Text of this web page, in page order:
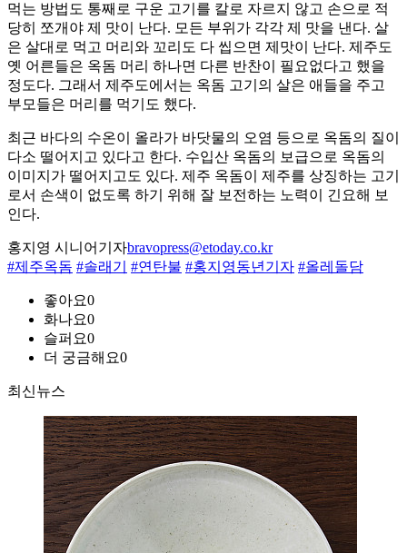
먹는 방법도 통째로 구운 고기를 칼로 자르지 않고 손으로 적
당히 쪼개야 제 맛이 난다. 모든 부위가 각각 제 맛을 낸다. 살
은 살대로 먹고 머리와 꼬리도 다 씹으면 제맛이 난다. 제주도
옛 어른들은 옥돔 머리 하나면 다른 반찬이 필요없다고 했을
정도다. 그래서 제주도에서는 옥돔 고기의 살은 애들을 주고
부모들은 머리를 먹기도 했다.
최근 바다의 수온이 올라가 바닷물의 오염 등으로 옥돔의 질이
다소 떨어지고 있다고 한다. 수입산 옥돔의 보급으로 옥돔의
이미지가 떨어지고도 있다. 제주 옥돔이 제주를 상징하는 고기
로서 손색이 없도록 하기 위해 잘 보전하는 노력이 긴요해 보
인다.
홍지영 시니어기자bravopress@etoday.co.kr
#제주옥돔 #솔래기 #연탄불 #홍지영동년기자 #올레돌담
좋아요0
화나요0
슬퍼요0
더 궁금해요0
최신뉴스